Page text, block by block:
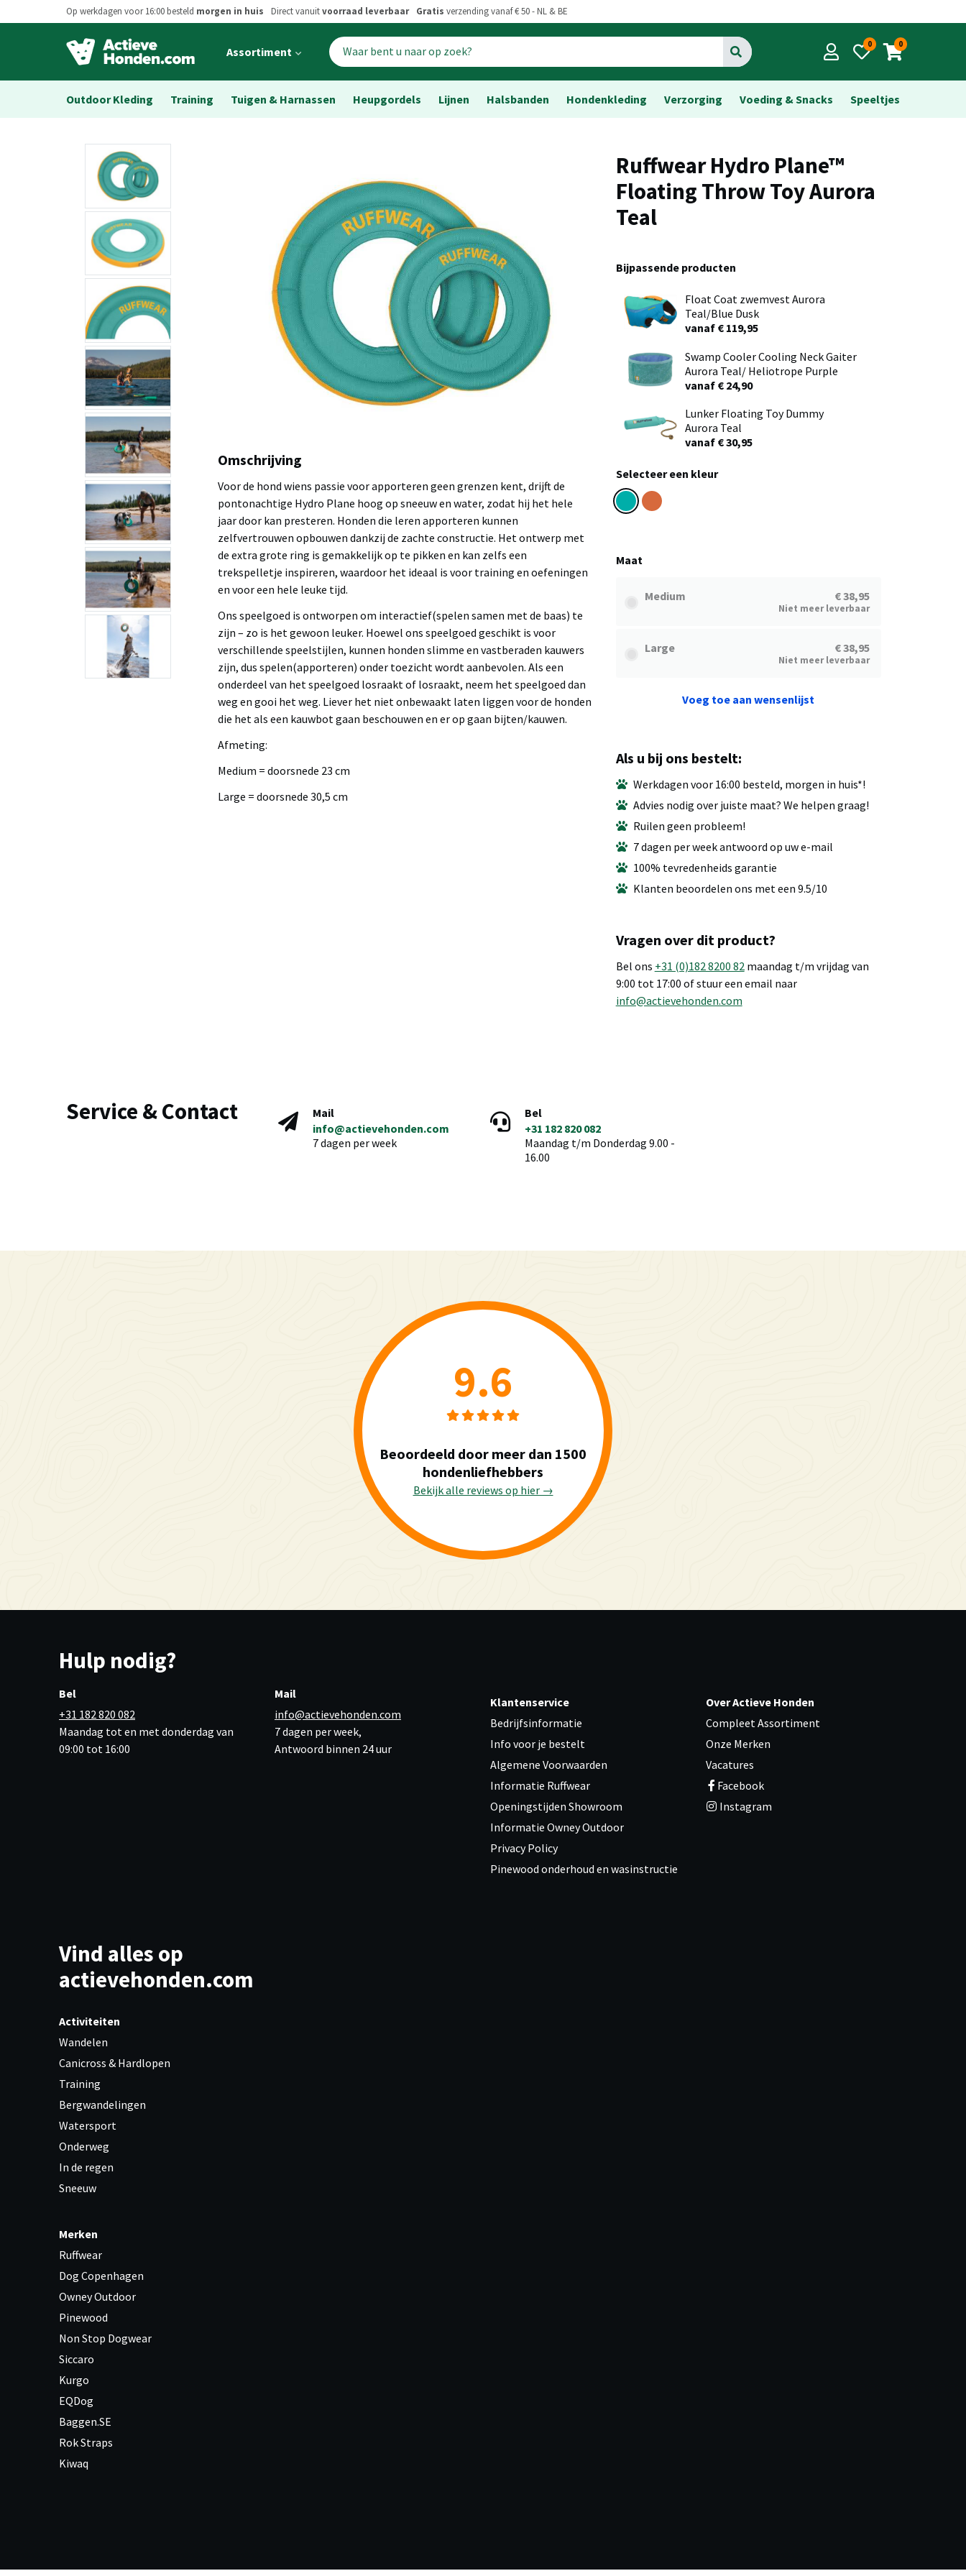
Op werkdagen voor 16:00 besteld morgen in huis Direct vanuitvoorraad leverbaar Gratis verzending vanaf € 50 - NL & BE
Open
menu
Assortiment Go 0 0
Outdoor Kleding Training Tuigen & Harnassen Heupgordels Lijnen Halsbanden Hondenkleding Verzorging Voeding & Snacks Speeltjes
Ruffwear Hydro Plane™
Floating Throw Toy Aurora
Teal
Bijpassende producten
Float Coat zwemvest Aurora
Teal/Blue Dusk
vanaf € 119,95
Swamp Cooler Cooling Neck Gaiter
Aurora Teal/ Heliotrope Purple
vanaf € 24,90
Lunker Floating Toy Dummy
Aurora Teal
vanaf € 30,95
Selecteer een kleur
Maat
Medium € 38,95
Niet meer leverbaar
Large € 38,95
Niet meer leverbaar
Voeg toe aan wensenlijst
Omschrijving
Voor de hond wiens passie voor apporteren geen grenzen kent, drijft de
pontonachtige Hydro Plane hoog op sneeuw en water, zodat hij het hele
jaar door kan presteren. Honden die leren apporteren kunnen
zelfvertrouwen opbouwen dankzij de zachte constructie. Het ontwerp met
de extra grote ring is gemakkelijk op te pikken en kan zelfs een
trekspelletje inspireren, waardoor het ideaal is voor training en oefeningen
en voor een hele leuke tijd.
Ons speelgoed is ontworpen om interactief(spelen samen met de baas) te
zijn – zo is het gewoon leuker. Hoewel ons speelgoed geschikt is voor
verschillende speelstijlen, kunnen honden slimme en vastberaden kauwers
zijn, dus spelen(apporteren) onder toezicht wordt aanbevolen. Als een
onderdeel van het speelgoed losraakt of losraakt, neem het speelgoed dan
weg en gooi het weg. Liever het niet onbewaakt laten liggen voor de honden
die het als een kauwbot gaan beschouwen en er op gaan bijten/kauwen.
Afmeting:
Medium = doorsnede 23 cm
Large = doorsnede 30,5 cm
Als u bij ons bestelt:
Werkdagen voor 16:00 besteld, morgen in huis*!
Advies nodig over juiste maat? We helpen graag!
Ruilen geen probleem!
7 dagen per week antwoord op uw e-mail
100% tevredenheids garantie
Klanten beoordelen ons met een 9.5/10
Vragen over dit product?
Bel ons +31 (0)182 8200 82maandag t/m vrijdag van
9:00 tot 17:00 of stuur een email naar
info@actievehonden.com
Service & Contact
Mail
info@actievehonden.com
7 dagen per week
Bel
+31 182 820 082
Maandag t/m Donderdag 9.00 -
16.00
9.6
Beoordeeld door meer dan 1500
hondenliefhebbers
Bekijk alle reviews op hier →
Hulp nodig?
Bel
+31 182 820 082
Maandag tot en met donderdag van
09:00 tot 16:00
Mail
info@actievehonden.com
7 dagen per week,
Antwoord binnen 24 uur
Klantenservice
Bedrijfsinformatie
Info voor je bestelt
Algemene Voorwaarden
Informatie Ruffwear
Openingstijden Showroom
Informatie Owney Outdoor
Privacy Policy
Pinewood onderhoud en wasinstructie
Over Actieve Honden
Compleet Assortiment
Onze Merken
Vacatures
Facebook
Instagram
Vind alles op
actievehonden.com
Activiteiten
Wandelen
Canicross & Hardlopen
Training
Bergwandelingen
Watersport
Onderweg
In de regen
Sneeuw
Merken
Ruffwear
Dog Copenhagen
Owney Outdoor
Pinewood
Non Stop Dogwear
Siccaro
Kurgo
EQDog
Baggen.SE
Rok Straps
Kiwaq